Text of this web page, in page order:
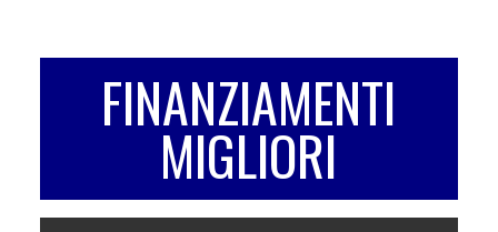
FINANZIAMENTI
MIGLIORI